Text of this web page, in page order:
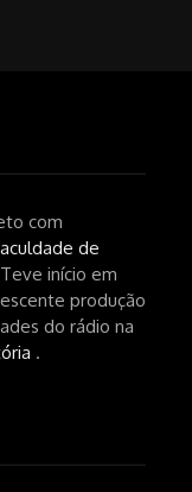
com
de
início em
produção
do rádio na
.